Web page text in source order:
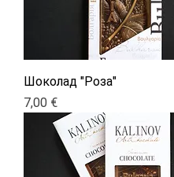
Шоколад "Роза"
Цена
7,00 €